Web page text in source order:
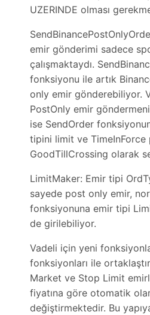
UZERINDE olması
emir gönderimi sadece
çalışmaktaydı.
fonksiyonu ile artık
only emir gönderebiliyor.
PostOnly emir
ise SendOrder
tipini limit ve TimeInForce
GoodTillCrossing olarak
LimitMaker: Emir tipi
sayede post only emir,
fonksiyonuna emir tipi
de girilebiliyor.
Vadeli için yeni
fonksiyonları ile
Market ve Stop Limit
fiyatına göre otomatik
değiştirmektedir. Bu